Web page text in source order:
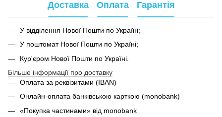
Доставка Оплата Гарантія
У відділення Нової Пошти по Україні;
У поштомат Нової Пошти по Україні;
Кур'єром Нової Пошти по Україні.
Більше інформації про доставку
Оплата за реквізитами (IBAN)
Онлайн-оплата банківською карткою (monobank)
«Покупка частинами» від monobank